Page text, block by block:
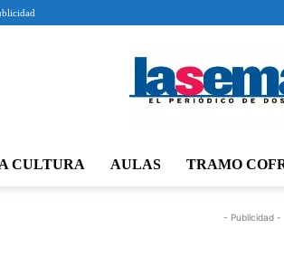
CULTURA AULAS TRAMO
- Publicidad -